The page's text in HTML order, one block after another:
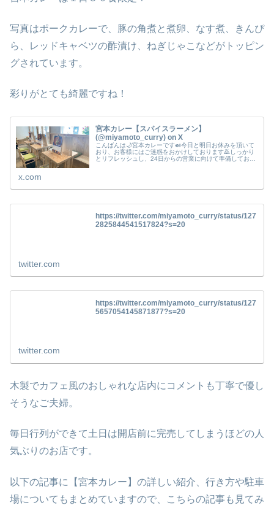
写真はポークカレーで、豚の角煮と煮卵、なす煮、きんぴ
ら、レッドキャベツの酢漬け、ねぎじゃこなどがトッピン
グされています。
彩りがとても綺麗ですね！
宮本カレー【スパイスラーメン】
(@miyamoto_curry) on X
こんばんは🌙宮本カレーです🍛今日と明日お休みを頂いて
おり、お客様にはご迷惑をおかけしております🙇しっかり
とリフレッシュし、24日からの営業に向けて準備しており
x.com
https://twitter.com/miyamoto_curry/status/127
2825844541517824?s=20
twitter.com
https://twitter.com/miyamoto_curry/status/127
5657054145871877?s=20
twitter.com
木製でカフェ風のおしゃれな店内にコメントも丁寧で優し
そうなご夫婦。
毎日行列ができて土日は開店前に完売してしまうほどの人
気ぶりのお店です。
以下の記事に【宮本カレー】の詳しい紹介、行き方や駐車
場についてもまとめていますので、こちらの記事も見てみ